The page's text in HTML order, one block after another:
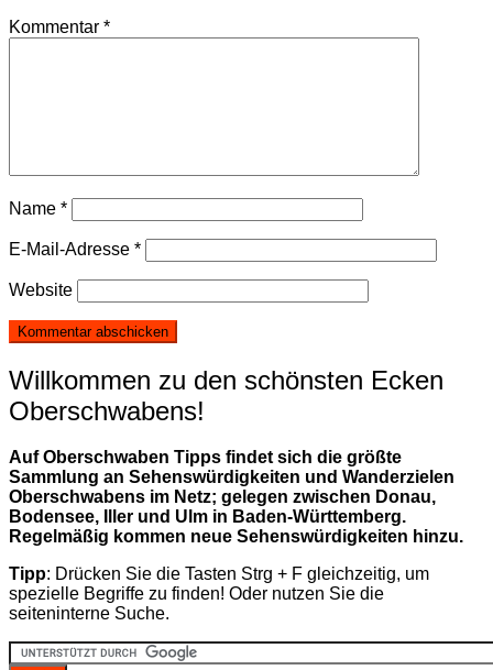
Kommentar *
Name *
E-Mail-Adresse *
Website
Willkommen zu den schönsten Ecken
Oberschwabens!
Auf Oberschwaben Tipps findet sich die größte
Sammlung an Sehenswürdigkeiten und Wanderzielen
Oberschwabens im Netz; gelegen zwischen Donau,
Bodensee, Iller und Ulm in Baden-Württemberg.
Regelmäßig kommen neue Sehenswürdigkeiten hinzu.
Tipp: Drücken Sie die Tasten Strg + F gleichzeitig, um
spezielle Begriffe zu finden! Oder nutzen Sie die
seiteninterne Suche.